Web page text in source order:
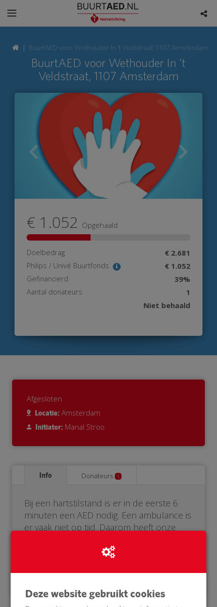
BuurtAED voor Wethouder In 't Veldstraat, 1107 Amsterdam
BuurtAED voor Wethouder In 't
Veldstraat, 1107 Amsterdam
€ 1.052 Opgehaald
Doelbedrag € 2.681
Philips / Univé Buurtfonds € 1.052
Gefinancierd 39%
Aantal donateurs
1
Niet behaald
Afgesloten
Locatie: Amsterdam
Initiator: Manal Stroo
Info Donateurs 1
Bij een hartstilstand is er in de eerste 6
minuten een AED nodig. Een ambulance is
er vaak niet op tijd. Daarom heeft onze
Doneer voor onze BuurtAED!
Deze website gebruikt cookies